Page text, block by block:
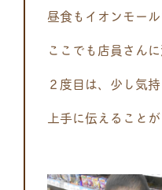
昼食もイオンモー
ここでも店員さん
２度目は、少し気
上手に伝えること